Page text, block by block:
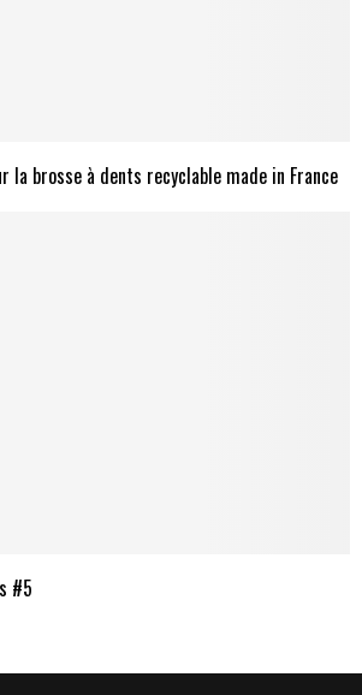
la brosse à dents recyclable made in France
#5